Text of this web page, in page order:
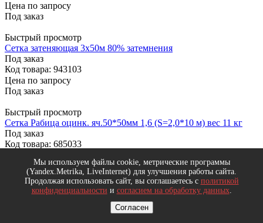
Цена по запросу
Под заказ
Быстрый просмотр
Сетка затеняющая 3х50м 80% затемнения
Под заказ
Код товара: 943103
Цена по запросу
Под заказ
Быстрый просмотр
Сетка Рабица оцинк. яч.50*50мм 1,6 (S=2,0*10 м) вес 11 кг
Под заказ
Код товара: 685033
Под заказ
Быстрый просмотр
Сетка сварная 25*25* 2 мм цинк. (S=1,0*25м)
Мы используем файлы cookie, метрические программы
(Yandex.Metrika, LiveInternet) для улучшения работы сайта.
Продолжая использовать сайт, вы соглашаетесь с политикой
конфиденциальности и согласием на обработку данных.
Согласен